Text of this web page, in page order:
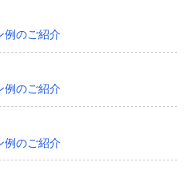
例のご紹介
例のご紹介
例のご紹介